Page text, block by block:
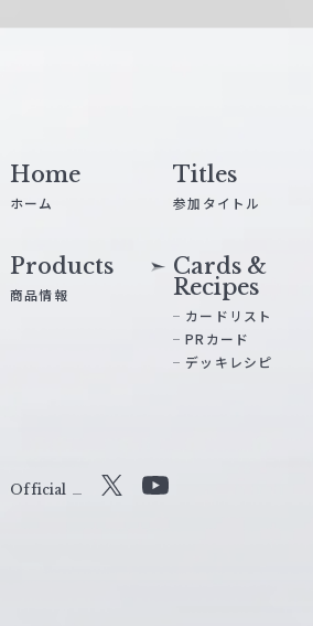
Home
ホーム
Titles
参加タイトル
Products
商品情報
Cards &
Recipes
カードリスト
PRカード
デッキレシピ
Official